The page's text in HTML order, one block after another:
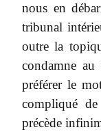
nous en
tribunal
outre la
condamne au
préférer le
compliqué
précède